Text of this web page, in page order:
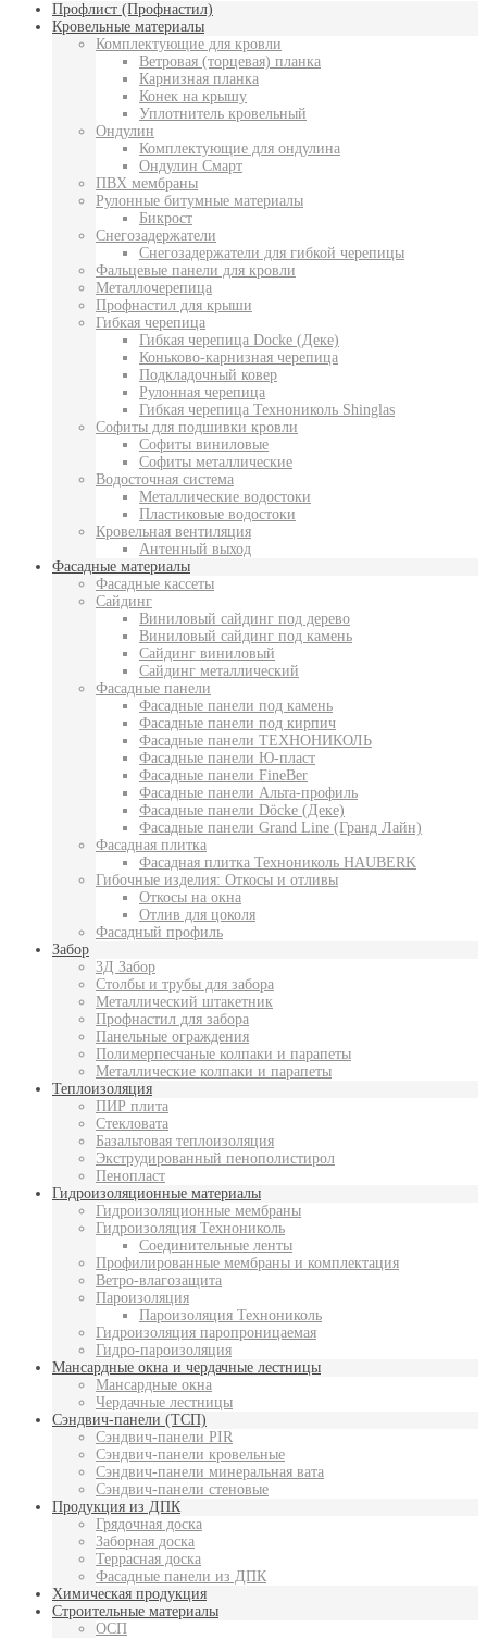
Профлист (Профнастил)
Кровельные материалы
Комплектующие для кровли
Ветровая (торцевая) планка
Карнизная планка
Конек на крышу
Уплотнитель кровельный
Ондулин
Комплектующие для ондулина
Ондулин Смарт
ПВХ мембраны
Рулонные битумные материалы
Бикрост
Снегозадержатели
Снегозадержатели для гибкой черепицы
Фальцевые панели для кровли
Металлочерепица
Профнастил для крыши
Гибкая черепица
Гибкая черепица Docke (Деке)
Коньково-карнизная черепица
Подкладочный ковер
Рулонная черепица
Гибкая черепица Технониколь Shinglas
Софиты для подшивки кровли
Софиты виниловые
Софиты металлические
Водосточная система
Металлические водостоки
Пластиковые водостоки
Кровельная вентиляция
Антенный выход
Фасадные материалы
Фасадные кассеты
Сайдинг
Виниловый сайдинг под дерево
Виниловый сайдинг под камень
Сайдинг виниловый
Сайдинг металлический
Фасадные панели
Фасадные панели под камень
Фасадные панели под кирпич
Фасадные панели ТЕХНОНИКОЛЬ
Фасадные панели Ю-пласт
Фасадные панели FineBer
Фасадные панели Альта-профиль
Фасадные панели Döcke (Деке)
Фасадные панели Grand Line (Гранд Лайн)
Фасадная плитка
Фасадная плитка Технониколь HAUBERK
Гибочные изделия: Откосы и отливы
Откосы на окна
Отлив для цоколя
Фасадный профиль
Забор
3Д Забор
Столбы и трубы для забора
Металлический штакетник
Профнастил для забора
Панельные ограждения
Полимерпесчаные колпаки и парапеты
Металлические колпаки и парапеты
Теплоизоляция
ПИР плита
Стекловата
Базальтовая теплоизоляция
Экструдированный пенополистирол
Пенопласт
Гидроизоляционные материалы
Гидроизоляционные мембраны
Гидроизоляция Технониколь
Соединительные ленты
Профилированные мембраны и комплектация
Ветро-влагозащита
Пароизоляция
Пароизоляция Технониколь
Гидроизоляция паропроницаемая
Гидро-пароизоляция
Мансардные окна и чердачные лестницы
Мансардные окна
Чердачные лестницы
Сэндвич-панели (ТСП)
Сэндвич-панели PIR
Сэндвич-панели кровельные
Сэндвич-панели минеральная вата
Сэндвич-панели стеновые
Продукция из ДПК
Грядочная доска
Заборная доска
Террасная доска
Фасадные панели из ДПК
Химическая продукция
Строительные материалы
ОСП